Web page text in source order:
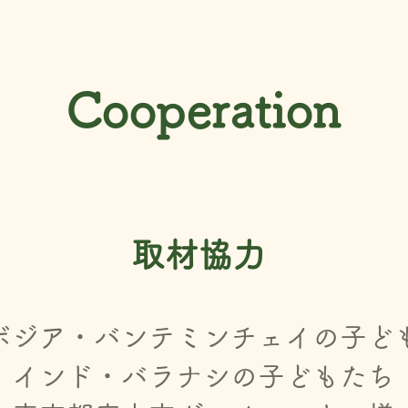
Cooperation
取材協力
ジア・バンテミンチェイの子ど
インド・バラナシの子どもたち